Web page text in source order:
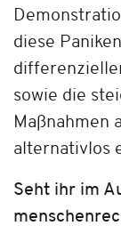
diese
sowie die
Maßnahmen
alternativlos
Seht ihr im